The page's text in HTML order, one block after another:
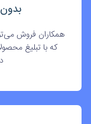
همکاران فروش
که با تبلیغ